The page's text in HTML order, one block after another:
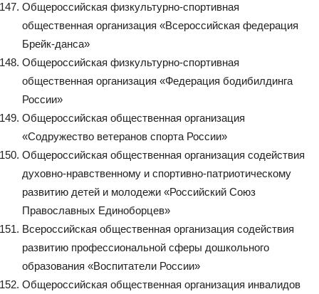
Общероссийская физкультурно-спортивная
общественная организация «Всероссийская федерация
Брейк-данса»
Общероссийская физкультурно-спортивная
общественная организация «Федерация бодибилдинга
России»
Общероссийская общественная организация
«Содружество ветеранов спорта России»
Общероссийская общественная организация содействия
духовно-нравственному и спортивно-патриотическому
развитию детей и молодежи «Российский Союз
Православных Единоборцев»
Всероссийская общественная организация содействия
развитию профессиональной сферы дошкольного
образования «Воспитатели России»
Общероссийская общественная организация инвалидов